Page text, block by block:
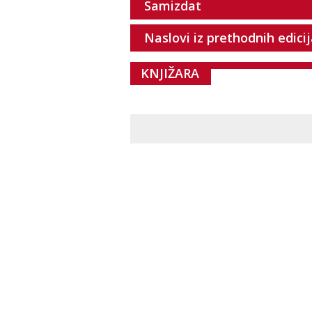
Samizdat
Naslovi iz prethodnih
KNJIŽARA